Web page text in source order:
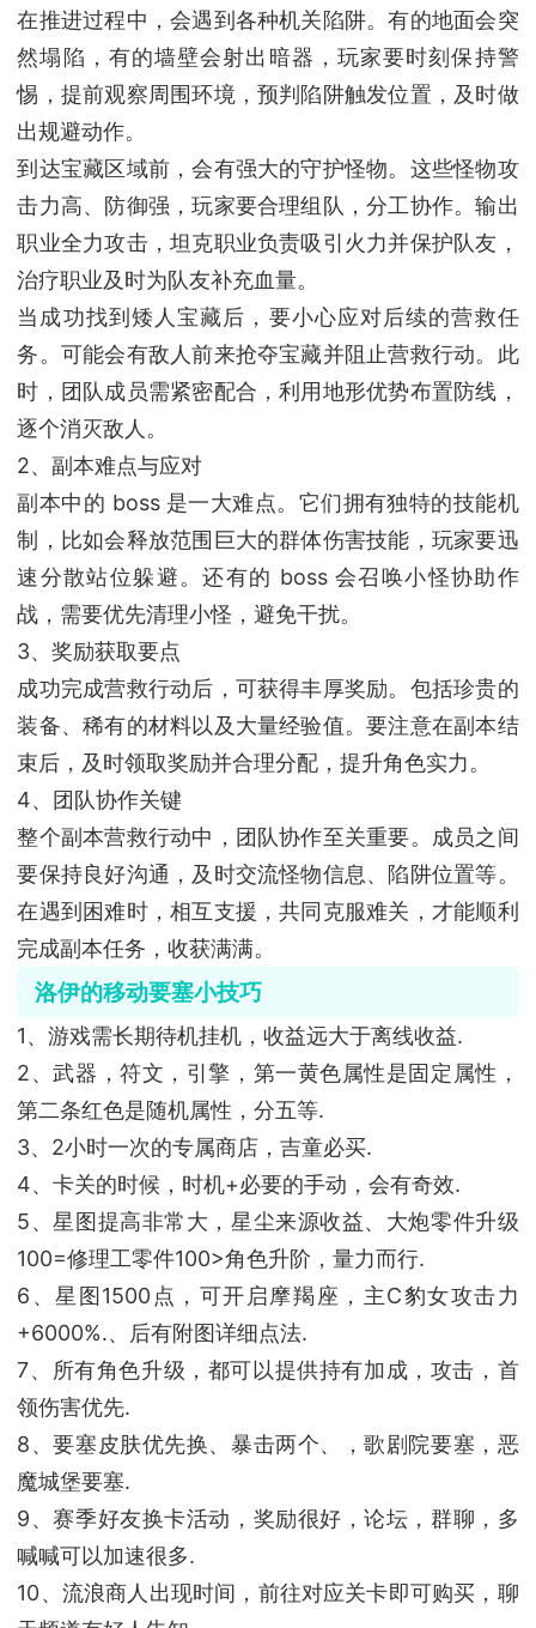
在推进过程中，会遇到各种机关陷阱。有的地面会突
然塌陷，有的墙壁会射出暗器，玩家要时刻保持警
惕，提前观察周围环境，预判陷阱触发位置，及时做
出规避动作。
到达宝藏区域前，会有强大的守护怪物。这些怪物攻
击力高、防御强，玩家要合理组队，分工协作。输出
职业全力攻击，坦克职业负责吸引火力并保护队友，
治疗职业及时为队友补充血量。
当成功找到矮人宝藏后，要小心应对后续的营救任
务。可能会有敌人前来抢夺宝藏并阻止营救行动。此
时，团队成员需紧密配合，利用地形优势布置防线，
逐个消灭敌人。
2、副本难点与应对
副本中的 boss 是一大难点。它们拥有独特的技能机
制，比如会释放范围巨大的群体伤害技能，玩家要迅
速分散站位躲避。还有的 boss 会召唤小怪协助作
战，需要优先清理小怪，避免干扰。
3、奖励获取要点
成功完成营救行动后，可获得丰厚奖励。包括珍贵的
装备、稀有的材料以及大量经验值。要注意在副本结
束后，及时领取奖励并合理分配，提升角色实力。
4、团队协作关键
整个副本营救行动中，团队协作至关重要。成员之间
要保持良好沟通，及时交流怪物信息、陷阱位置等。
在遇到困难时，相互支援，共同克服难关，才能顺利
完成副本任务，收获满满。
洛伊的移动要塞小技巧
1、游戏需长期待机挂机，收益远大于离线收益.
2、武器，符文，引擎，第一黄色属性是固定属性，
第二条红色是随机属性，分五等.
3、2小时一次的专属商店，吉童必买.
4、卡关的时候，时机+必要的手动，会有奇效.
5、星图提高非常大，星尘来源收益、大炮零件升级
100=修理工零件100>角色升阶，量力而行.
6、星图1500点，可开启摩羯座，主C豹女攻击力
+6000%.、后有附图详细点法.
7、所有角色升级，都可以提供持有加成，攻击，首
领伤害优先.
8、要塞皮肤优先换、暴击两个、，歌剧院要塞，恶
魔城堡要塞.
9、赛季好友换卡活动，奖励很好，论坛，群聊，多
喊喊可以加速很多.
10、流浪商人出现时间，前往对应关卡即可购买，聊